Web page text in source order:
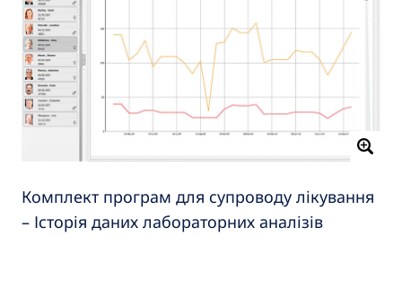
Комплект програм для супроводу лікування
– Історія даних лабораторних аналізів